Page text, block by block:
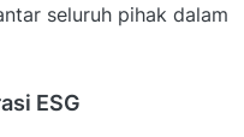
seluruh pihak dalam
ESG